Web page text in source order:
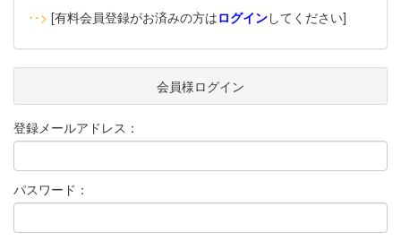
‥> [有料会員登録がお済みの方はログインしてください]
会員様ログイン
登録メールアドレス：
パスワード：